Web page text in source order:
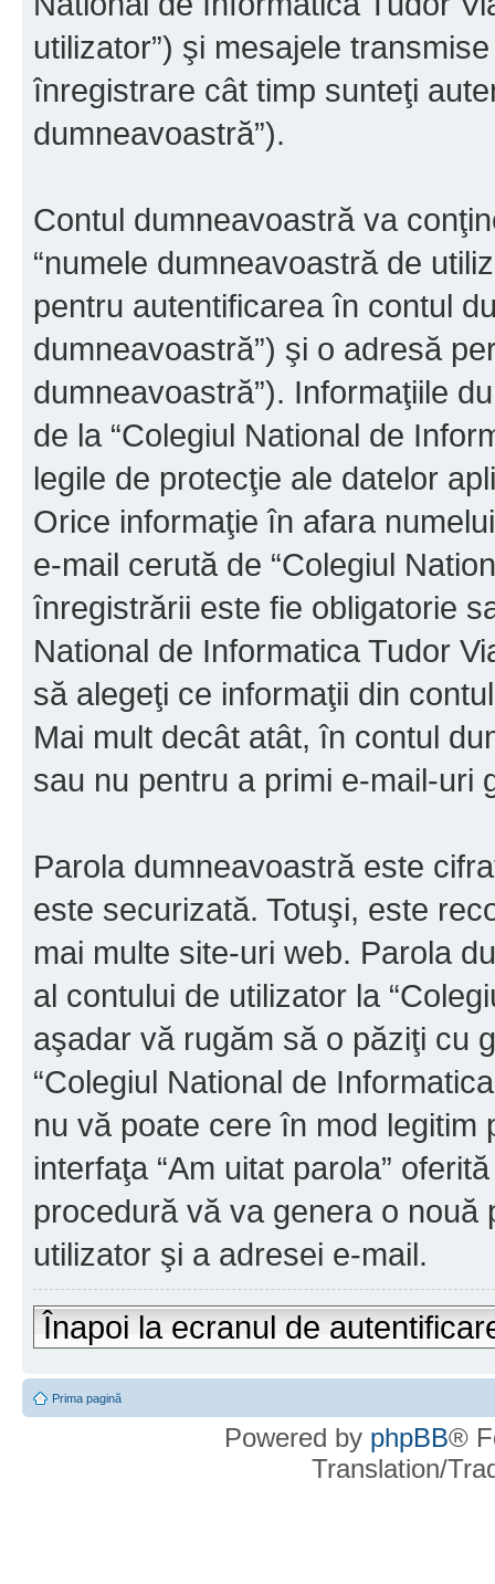
utilizator”) şi mesajele
înregistrare cât timp sunteţi
dumneavoastră”).
Contul dumneavoastră va
“numele dumneavoastră de
pentru autentificarea în contul
dumneavoastră”) şi o adresă
dumneavoastră”). Informaţiile
de la “Colegiul National de
legile de protecţie ale datelor
Orice informaţie în afara
e-mail cerută de “Colegiul
înregistrării este fie obligatorie
National de Informatica Tudor
să alegeţi ce informaţii din
Mai mult decât atât, în contul
sau nu pentru a primi e-mail-uri
Parola dumneavoastră este
este securizată. Totuşi, este
mai multe site-uri web. Parola
al contului de utilizator la
aşadar vă rugăm să o păziţi cu
“Colegiul National de
nu vă poate cere în mod legitim
interfaţa “Am uitat parola”
procedură vă va genera o
utilizator şi a adresei e-mail.
Înapoi la ecranul de
Prima pagină
Powered by phpBB®
Translation/